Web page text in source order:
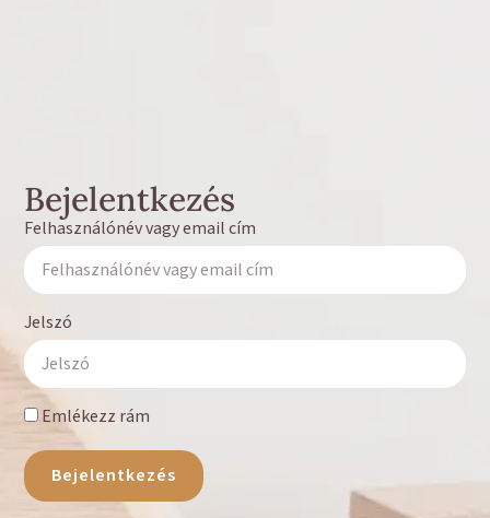
Bejelentkezés
Felhasználónév vagy email cím
Jelszó
Emlékezz rám
Bejelentkezés